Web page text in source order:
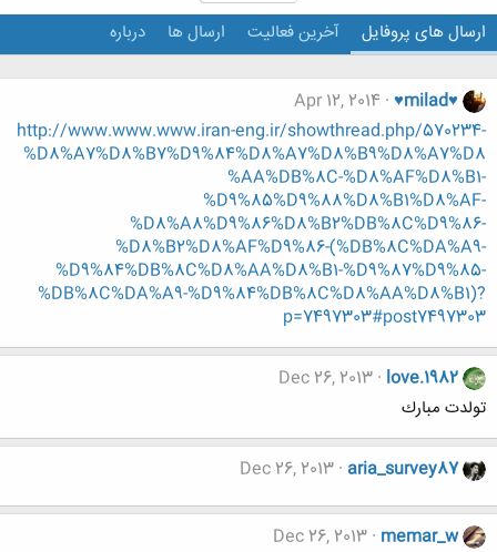
ارسال های پروفایل آخرین فعالیت ارسال ها درباره
♥milad♥
Apr 12, 2014
http://www.www.www.iran-eng.ir/showthread.php/570234-
%D8%A7%D8%B7%D9%84%D8%A7%D8%B9%D8%A7%D8
%AA%DB%8C-%D8%AF%D8%B1-
%D9%85%D9%88%D8%B1%D8%AF-
%D8%A8%D9%86%D8%B2%DB%8C%D9%86-
%D8%B2%D8%AF%D9%86-(%DB%8C%DA%A9-
%D9%84%DB%8C%D8%AA%D8%B1-%D9%87%D9%85-
%DB%8C%DA%A9-%D9%84%DB%8C%D8%AA%D8%B1)?
p=7497303#post7497303
love.1982
Dec 26, 2013
تولدت مبارك
aria_survey87
Dec 26, 2013
memar_w
Dec 26, 2013